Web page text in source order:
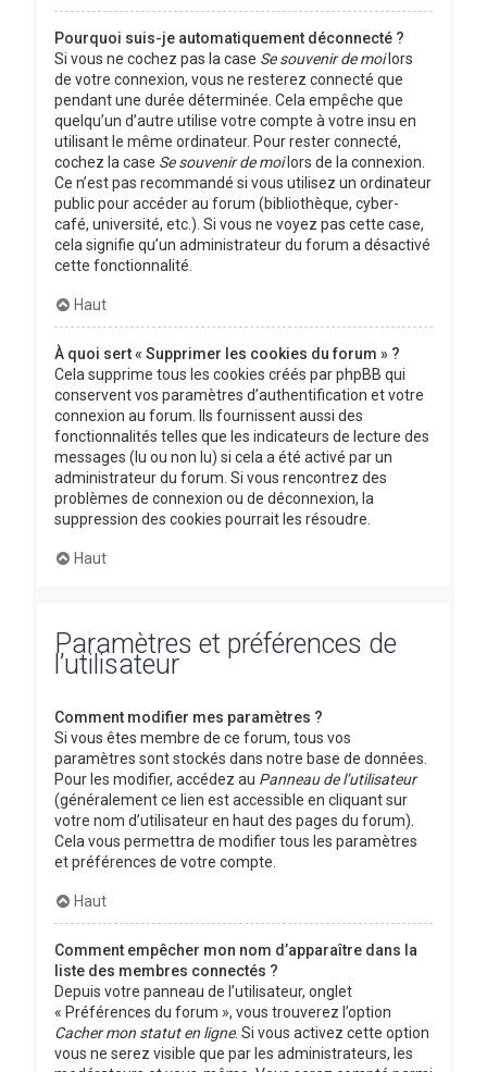
Pourquoi suis-je automatiquement déconnecté ?
Si vous ne cochez pas la case Se souvenir de moilors
de votre connexion, vous ne resterez connecté que
pendant une durée déterminée. Cela empêche que
quelqu’un d’autre utilise votre compte à votre insu en
utilisant le même ordinateur. Pour rester connecté,
cochez la case Se souvenir de moilors de la connexion.
Ce n’est pas recommandé si vous utilisez un ordinateur
public pour accéder au forum (bibliothèque, cyber-
café, université, etc.). Si vous ne voyez pas cette case,
cela signifie qu’un administrateur du forum a désactivé
cette fonctionnalité.
Haut
À quoi sert « Supprimer les cookies du forum » ?
Cela supprime tous les cookies créés par phpBB qui
conservent vos paramètres d’authentification et votre
connexion au forum. Ils fournissent aussi des
fonctionnalités telles que les indicateurs de lecture des
messages (lu ou non lu) si cela a été activé par un
administrateur du forum. Si vous rencontrez des
problèmes de connexion ou de déconnexion, la
suppression des cookies pourrait les résoudre.
Haut
Paramètres et préférences de
l’utilisateur
Comment modifier mes paramètres ?
Si vous êtes membre de ce forum, tous vos
paramètres sont stockés dans notre base de données.
Pour les modifier, accédez au Panneau de l’utilisateur
(généralement ce lien est accessible en cliquant sur
votre nom d’utilisateur en haut des pages du forum).
Cela vous permettra de modifier tous les paramètres
et préférences de votre compte.
Haut
Comment empêcher mon nom d’apparaître dans la
liste des membres connectés ?
Depuis votre panneau de l’utilisateur, onglet
« Préférences du forum », vous trouverez l’option
Cacher mon statut en ligne. Si vous activez cette option
vous ne serez visible que par les administrateurs, les